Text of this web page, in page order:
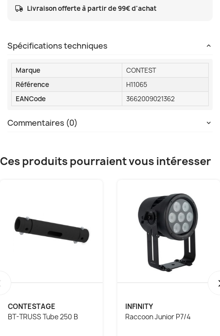
Livraison offerte à partir de 99€ d'achat
Spécifications techniques
Marque
CONTEST
Référence
H11065
EANCode
3662009021362
Commentaires (0)
Ces produits pourraient vous intéresser
CONTESTAGE
BT-TRUSS Tube 250 B
INFINITY
Raccoon Junior P7/4